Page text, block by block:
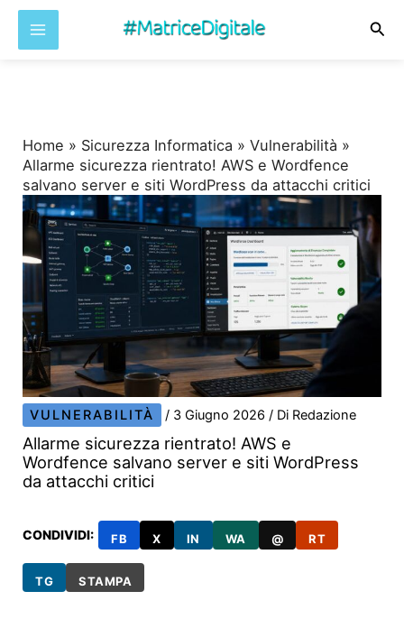
Home » Sicurezza Informatica »Vulnerabilità »
Allarme sicurezza rientrato! AWS e Wordfence
salvano server e siti WordPress da attacchi critici
VULNERABILITÀ / 3 Giugno 2026/ Di Redazione
Allarme sicurezza rientrato! AWS e
Wordfence salvano server e siti WordPress
da attacchi critici
CONDIVIDI: FB X IN WA @ RT
TG STAMPA